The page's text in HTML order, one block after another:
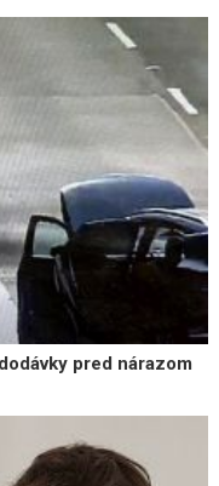
pred nárazom